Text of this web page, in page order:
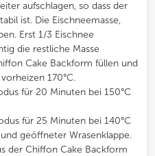
aufschlagen, so dass der
ist. Die Eischneemasse,
Erst 1/3 Eischnee
die restliche Masse
Cake Backform füllen und
170°C.
für 20 Minuten bei 150°C
für 25 Minuten bei 140°C
geöffneter Wrasenklappe.
der Chiffon Cake Backform